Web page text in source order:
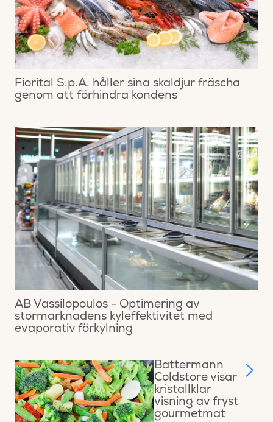
Fiorital S.p.A. håller sina skaldjur fräscha
genom att förhindra kondens
AB Vassilopoulos - Optimering av
stormarknadens kyleffektivitet med
evaporativ förkylning
Battermann
Coldstore visar
kristallklar
visning av fryst
gourmetmat